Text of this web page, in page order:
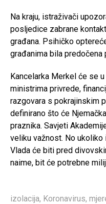
Na kraju, istraživači
posljedice zabrane
građana. Psihičko
građanima bila
Kancelarka Merkel će se
ministrima privrede,
razgovara s pokrajinskim
definirano što će
praznika. Savjeti
veliku važnost. No
Vlada će biti pred
naime, bit će potrebne
izolacija, Koronavirus,